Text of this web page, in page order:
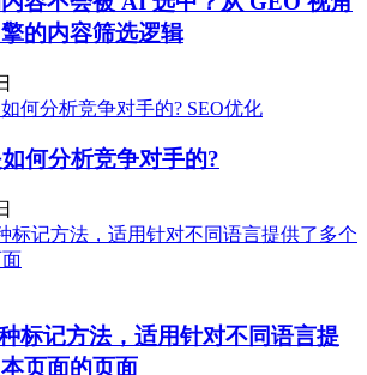
的内容筛选逻辑
SEO优化
何分析竞争对手的?
标记方法，适用针对不同语言提
页面的页面